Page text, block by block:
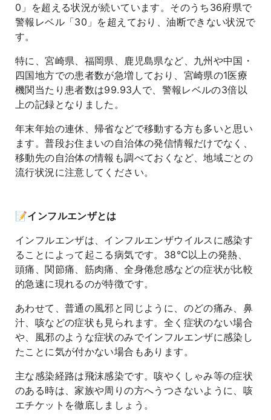
0」を超える状況が続いています。そのうち36府県で
警報レベル「30」を超えており、油断できない状況で
す。
特に、宮崎県、福岡県、鹿児島県など、九州や中国・
四国地方での患者数が急増しており、宮崎県の1医療
機関当たり患者数は99.93人で、警報レベルの3倍以
上の記録となりました。
年末年始の連休、帰省などで移動する方も多いと思い
ます。普段お住まいの自治体の発信情報だけでなく、
移動先の自治体の情報も調べておくなど、地域ごとの
流行状況に注意してください。
📝インフルエンザとは
インフルエンザは、インフルエンザウイルスに感染す
ることによって起こる病気です。38℃以上の発熱、
頭痛、関節痛、筋肉痛、全身倦怠感などの症状が比較
的急速に現れるのが特徴です。
あわせて、普通の風邪と同じように、のどの痛み、鼻
汁、咳などの症状も見られます。全く症状のない場合
や、風邪のような症状のみでインフルエンザに感染し
たことに気が付かない場合もあります。
主な感染経路は飛沫感染です。咳やくしゃみ等の症状
のある時は、家族や周りの方へうつさないように、咳
エチケットを徹底しましょう。